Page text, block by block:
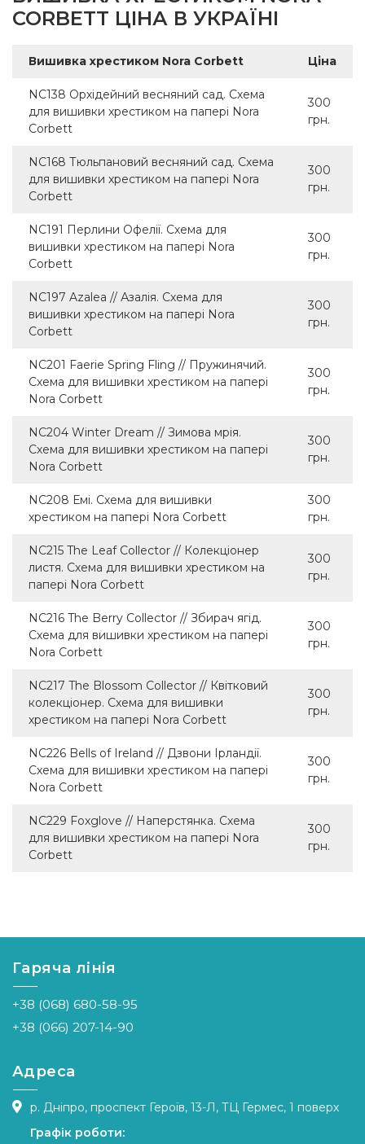
CORBETT ЦІНА В УКРАЇНІ
Вишивка хрестиком Nora Corbett Ціна
NC138 Орхідейний весняний сад. Схема
для вишивки хрестиком на папері Nora
Corbett
300
грн.
NC168 Тюльпановий весняний сад. Схема
для вишивки хрестиком на папері Nora
Corbett
300
грн.
NC191 Перлини Офелії. Схема для
вишивки хрестиком на папері Nora
Corbett
300
грн.
NC197 Azalea // Азалія. Схема для
вишивки хрестиком на папері Nora
Corbett
300
грн.
NC201 Faerie Spring Fling // Пружинячий.
Схема для вишивки хрестиком на папері
Nora Corbett
300
грн.
NC204 Winter Dream // Зимова мрія.
Схема для вишивки хрестиком на папері
Nora Corbett
300
грн.
NC208 Емі. Схема для вишивки
хрестиком на папері Nora Corbett
300
грн.
NC215 The Leaf Collector // Колекціонер
листя. Схема для вишивки хрестиком на
папері Nora Corbett
300
грн.
NC216 The Berry Collector // Збирач ягід.
Схема для вишивки хрестиком на папері
Nora Corbett
300
грн.
NC217 The Blossom Collector // Квітковий
колекціонер. Схема для вишивки
хрестиком на папері Nora Corbett
300
грн.
NC226 Bells of Ireland // Дзвони Ірландії.
Схема для вишивки хрестиком на папері
Nora Corbett
300
грн.
NC229 Foxglove // ​​Наперстянка. Схема
для вишивки хрестиком на папері Nora
Corbett
300
грн.
Гаряча лінія
+38 (068) 680-58-95
+38 (066) 207-14-90
Адреса
р. Дніпро, проспект Героїв, 13-Л, ТЦ Гермес, 1 поверх
Графік роботи: